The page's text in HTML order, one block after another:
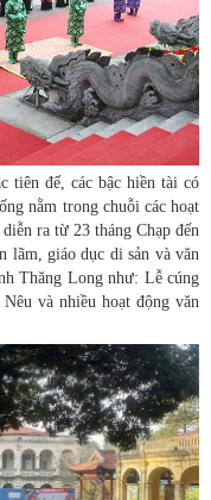
tiên đế, các bậc hiền tài có
nằm trong chuỗi các hoạt
ra từ 23 tháng Chạp đến
lãm, giáo dục di sản và văn
Thăng Long như: Lễ cúng
và nhiều hoạt động văn